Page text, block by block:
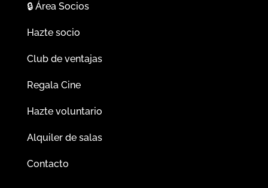
🔒Área Socios
Hazte socio
Club de ventajas
Regala Cine
Hazte voluntario
Alquiler de salas
Contacto